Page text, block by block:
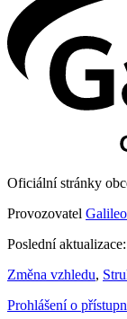
Oficiální stránky
Provozovatel
Poslední
Změna vzhledu,
Prohlášení o